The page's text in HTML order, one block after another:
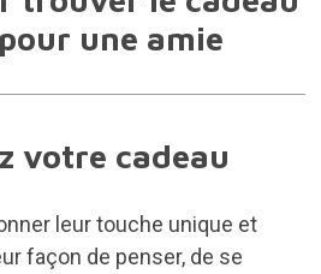
une amie
votre cadeau
leur touche unique et
façon de penser, de se